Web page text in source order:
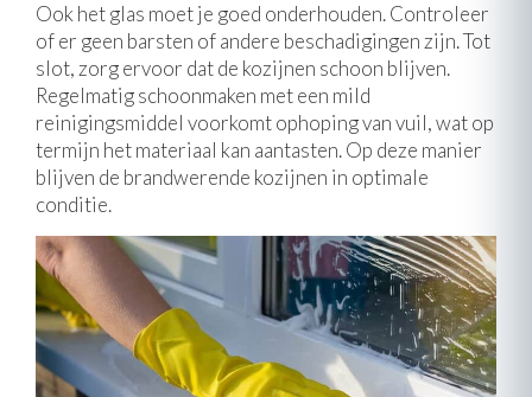
Ook het glas moet je goed onderhouden. Controleer
of er geen barsten of andere beschadigingen zijn. Tot
slot, zorg ervoor dat de kozijnen schoon blijven.
Regelmatig schoonmaken met een mild
reinigingsmiddel voorkomt ophoping van vuil, wat op
termijn het materiaal kan aantasten. Op deze manier
blijven de brandwerende kozijnen in optimale
conditie.